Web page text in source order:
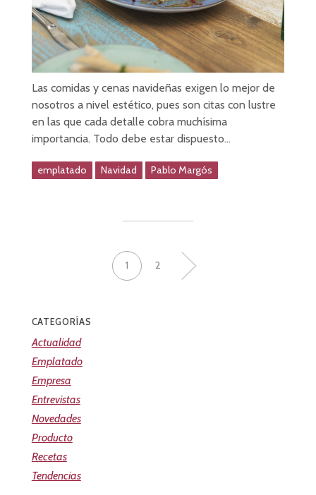
Las comidas y cenas navideñas exigen lo mejor de
nosotros a nivel estético, pues son citas con lustre
en las que cada detalle cobra muchísima
importancia. Todo debe estar dispuesto…
emplatado Navidad Pablo Margós
1 2 »
CATEGORÍAS
Actualidad
Emplatado
Empresa
Entrevistas
Novedades
Producto
Recetas
Tendencias